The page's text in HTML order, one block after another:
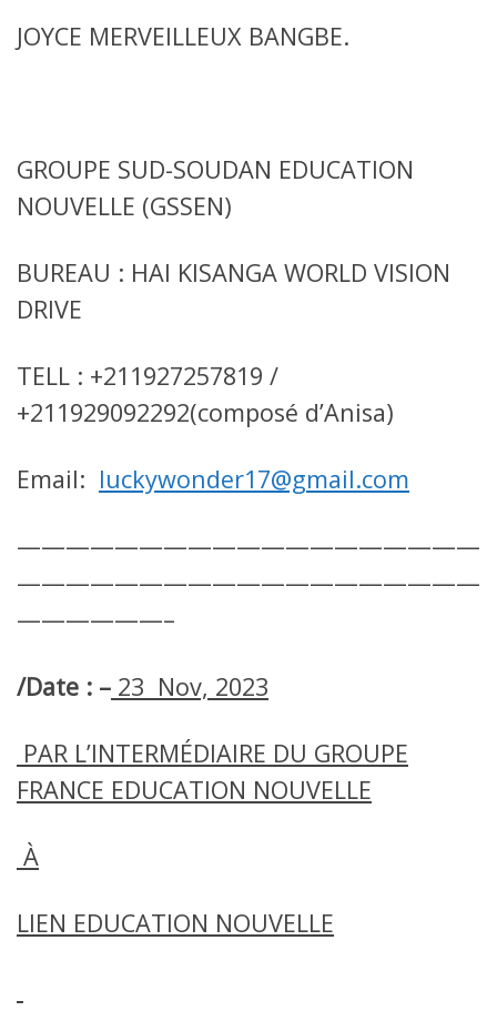
JOYCE MERVEILLEUX BANGBE.
GROUPE SUD-SOUDAN EDUCATION
NOUVELLE (GSSEN)
BUREAU : HAI KISANGA WORLD VISION
DRIVE
TELL : +211927257819 /
+211929092292(composé d’Anisa)
Email: luckywonder17@gmail.com
———————————————————
———————————————————
——————–
/Date : – 23 Nov, 2023
PAR L’INTERMÉDIAIRE DU GROUPE
FRANCE EDUCATION NOUVELLE
À
LIEN EDUCATION NOUVELLE